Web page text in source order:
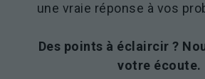
une vraie réponse à vos
Des points à éclaircir ?
votre écoute.